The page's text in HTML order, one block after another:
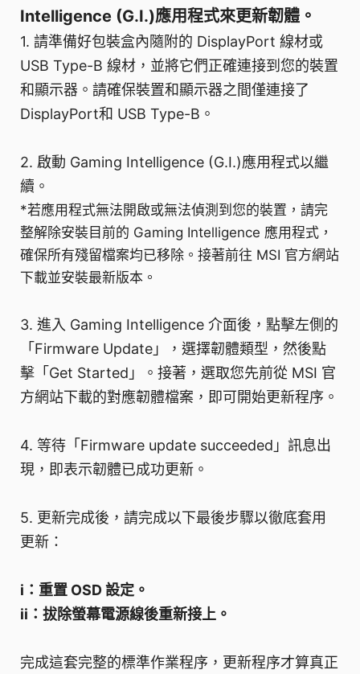
Intelligence (G.I.)應用程式來更新韌體。
1. 請準備好包裝盒內隨附的 DisplayPort 線材或
USB Type-B 線材，並將它們正確連接到您的裝置
和顯示器。請確保裝置和顯示器之間僅連接了
DisplayPort和 USB Type-B。
2. 啟動 Gaming Intelligence (G.I.)應用程式以繼
續。
*若應用程式無法開啟或無法偵測到您的裝置，請完
整解除安裝目前的 Gaming Intelligence 應用程式，
確保所有殘留檔案均已移除。接著前往 MSI 官方網站
下載並安裝最新版本。
3. 進入 Gaming Intelligence 介面後，點擊左側的
「Firmware Update」，選擇韌體類型，然後點
擊「Get Started」。接著，選取您先前從 MSI 官
方網站下載的對應韌體檔案，即可開始更新程序。
4. 等待「Firmware update succeeded」訊息出
現，即表示韌體已成功更新。
5. 更新完成後，請完成以下最後步驟以徹底套用
更新：
i：重置 OSD 設定。
ii：拔除螢幕電源線後重新接上。
完成這套完整的標準作業程序，更新程序才算真正